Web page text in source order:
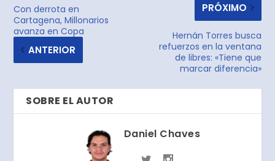
Con derrota en
Cartagena, Millonarios
avanza en Copa
ANTERIOR
PRÓXIMO
Hernán Torres busca
refuerzos en la ventana
de libres: «Tiene que
marcar diferencia»
SOBRE EL AUTOR
Daniel Chaves